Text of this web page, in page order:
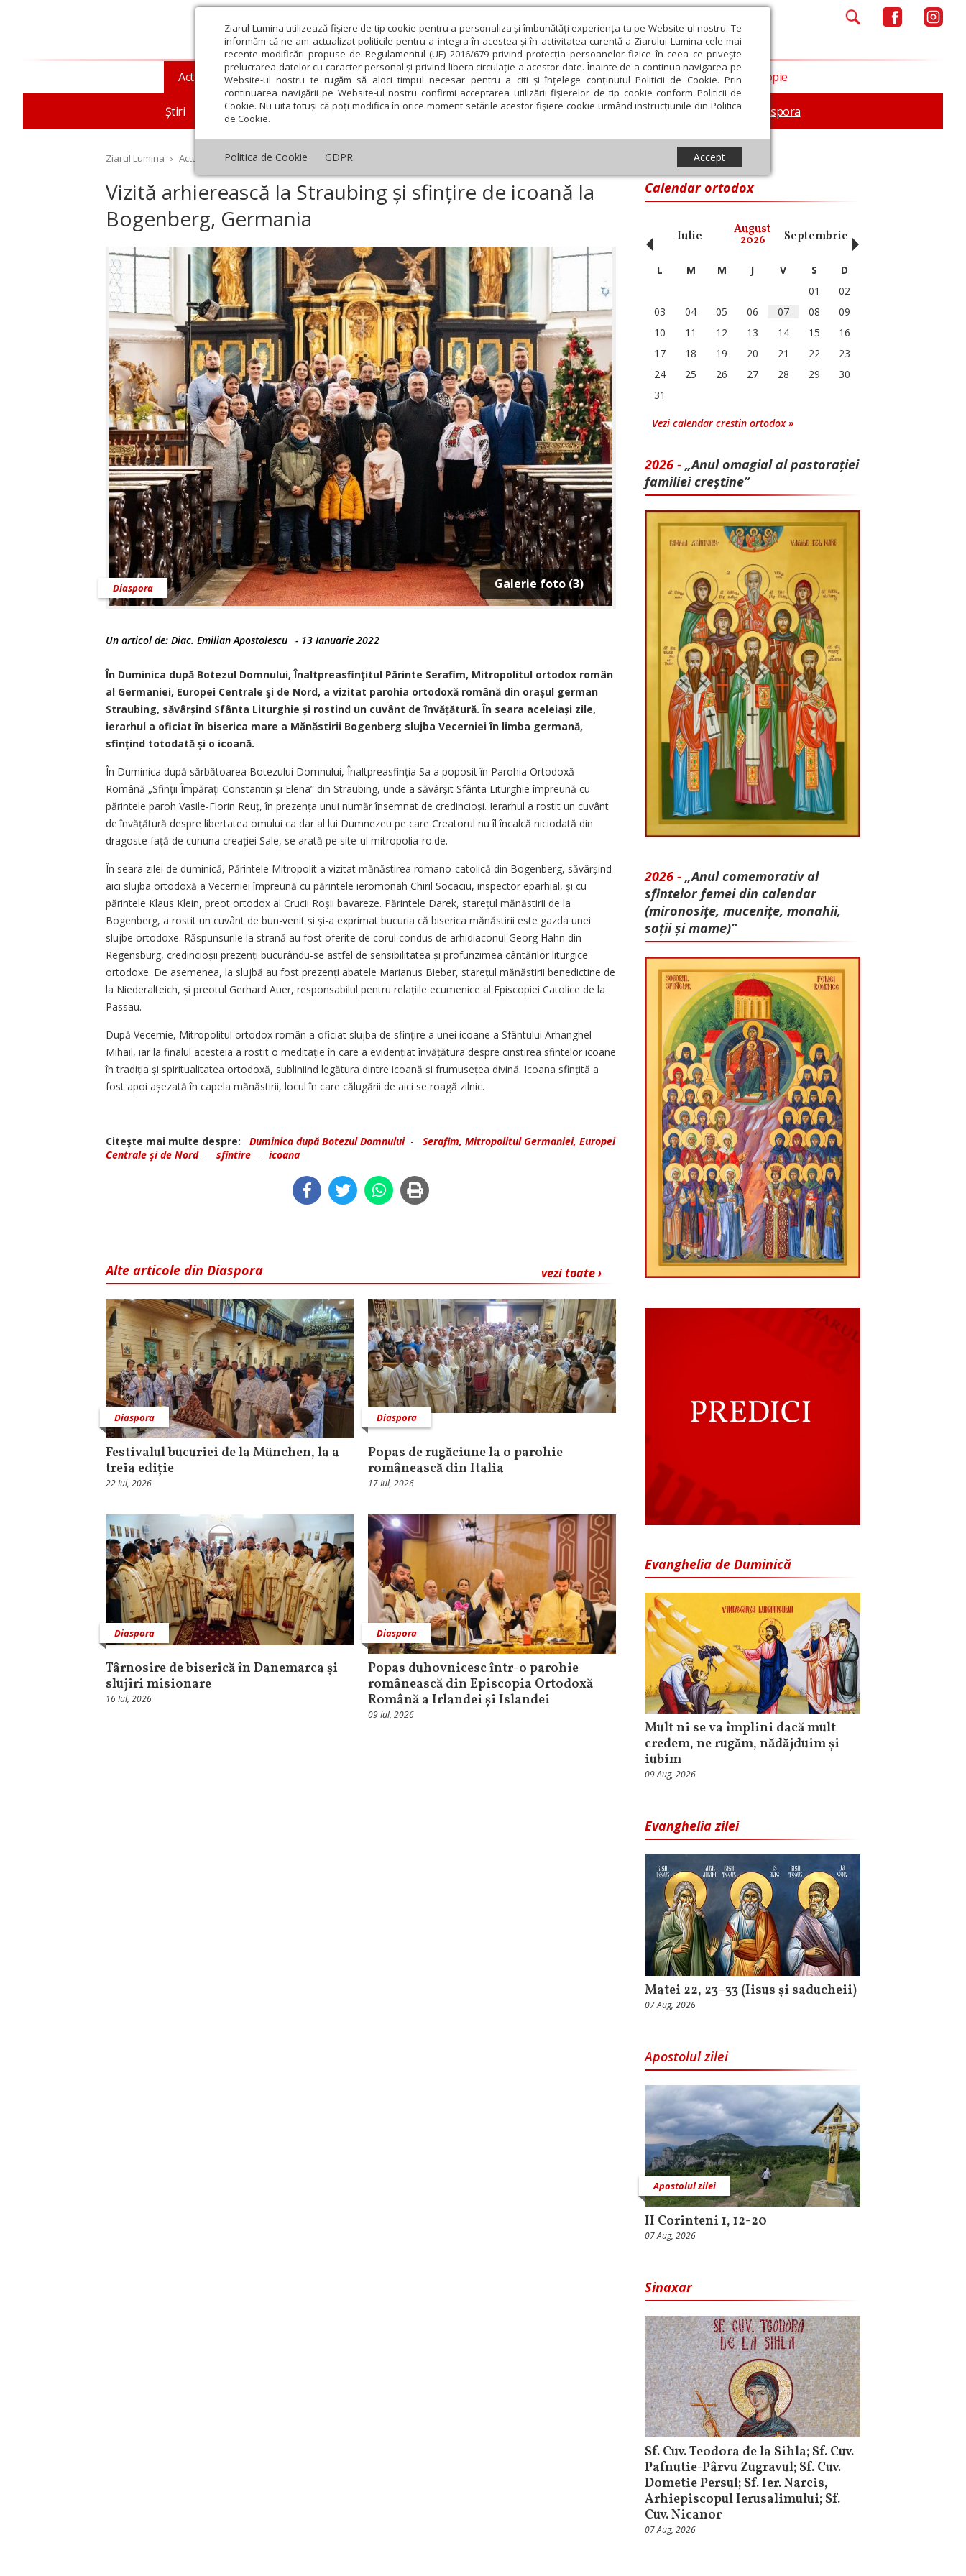
Ziarul Lumina utilizează fişiere de tip cookie pentru a personaliza și îmbunătăți experiența ta pe Website-ul nostru. Te
informăm că ne-am actualizat politicile pentru a integra în acestea și în activitatea curentă a Ziarului Lumina cele mai
recente modificări propuse de Regulamentul (UE) 2016/679 privind protecția persoanelor fizice în ceea ce privește
prelucrarea datelor cu caracter personal și privind libera circulație a acestor date. Înainte de a continua navigarea pe
Website-ul nostru te rugăm să aloci timpul necesar pentru a citi și înțelege conținutul Politicii de Cookie. Prin
continuarea navigării pe Website-ul nostru confirmi acceptarea utilizării fişierelor de tip cookie conform Politicii de
Cookie. Nu uita totuși că poți modifica în orice moment setările acestor fişiere cookie urmând instrucțiunile din Politica
de Cookie.
Politica de Cookie GDPR Accept
Actualitate religioasă
Știri Mesaje și cuvântări An omagial Comunicate de presă Documentar In memoriam Diaspora
Teologie și spiritualitate Educaţie și Cultură Societate Opinii Filantropie
Ziarul Lumina › Actualitate religioasă › Diaspora › Vizită arhierească la Straubing și sfințire de icoană la Bogenberg, Germania
Vizită arhierească la Straubing și sfințire de icoană la
Bogenberg, Germania
Galerie foto (3)
Diaspora
Un articol de: Diac. Emilian Apostolescu - 13 Ianuarie 2022
În Duminica după Botezul Domnului, Înaltpreasfinţitul Părinte Serafim, Mitropolitul ortodox român
al Germaniei, Europei Centrale şi de Nord, a vizitat parohia ortodoxă română din orașul german
Straubing, săvârșind Sfânta Liturghie și rostind un cuvânt de învățătură. În seara aceleiași zile,
ierarhul a oficiat în biserica mare a Mănăstirii Bogenberg slujba Vecerniei în limba germană,
sfințind totodată și o icoană.
În Duminica după sărbătoarea Botezului Domnului, Înalt­preasfinția Sa a poposit în Parohia Ortodoxă
Română „Sfinții Împărați Constantin și Elena” din Straubing, unde a săvârșit Sfânta Liturghie împreună cu
părintele paroh Vasile-Florin Reuț, în prezența unui număr însemnat de credin­cioși. Ierarhul a rostit un cuvânt
de învățătură despre libertatea omului ca dar al lui Dumnezeu pe care Creatorul nu îl încalcă niciodată din
dragoste față de cununa creației Sale, se arată pe site-ul mitropolia-ro.de.
În seara zilei de duminică, Părintele Mitropolit a vizitat mănăstirea romano-catolică din Bogenberg, săvârșind
aici slujba ortodoxă a Vecerniei împreună cu părintele ieromonah Chiril Socaciu, inspector eparhial, și cu
părintele Klaus Klein, preot ortodox al Crucii Roșii bavareze. Părintele Darek, starețul mănăstirii de la
Bogenberg, a rostit un cuvânt de bun-venit și și-a exprimat bucuria că biserica mănăstirii este gazda unei
slujbe ortodoxe. Răspunsurile la strană au fost oferite de corul condus de arhidiaconul Georg Hahn din
Regensburg, cre­dincioșii prezenți bucurându-se astfel de sensibilitatea și profunzimea cântărilor liturgice
ortodoxe. De asemenea, la slujbă au fost prezenți abatele Marianus Bieber, starețul mănăstirii benedictine de
la Niederalteich, și preotul Gerhard Auer, responsabilul pentru relațiile ecumenice al Episcopiei Catolice de la
Passau.
După Vecernie, Mitropolitul ortodox român a oficiat slujba de sfințire a unei icoane a Sfântului Arhanghel
Mihail, iar la finalul acesteia a rostit o meditație în care a evidențiat învățătura despre cinstirea sfintelor icoane
în tradiția și spiritualitatea ortodoxă, subliniind legătura dintre icoană și frumu­sețea divină. Icoana sfințită a
fost apoi așezată în capela mănăstirii, locul în care călugării de aici se roagă zilnic.
Citeşte mai multe despre: Duminica după Botezul Domnului- Serafim, Mitropolitul Germaniei, Europei
Centrale şi de Nord- sfintire - icoana
vezi toate ›
Alte articole din Diaspora
Diaspora
Festivalul bucuriei de la München, la a
treia ediție
22 Iul, 2026
Diaspora
Popas de rugăciune la o parohie
românească din Italia
17 Iul, 2026
Diaspora
Târnosire de biserică în Danemarca și
slujiri misionare
16 Iul, 2026
Diaspora
Popas duhovnicesc într-o parohie
românească din Episcopia Ortodoxă
Română a Irlandei și Islandei
09 Iul, 2026
Calendar ortodox
Octombrie Noiembrie Iulie August
2026 Septembrie Octombrie
‹ L M M J V S
D
01
02
03
04 05 06 07 08
09
10
11 12 13 14 15
16
17
18 19 20 21 22
23
24
25 26 27 28 29
30
31
Vezi calendar crestin ortodox »
2026 - „Anul omagial al pastorației
familiei creștine”
2026 - „Anul comemorativ al
sfintelor femei din calendar
(mironosițe, mu­cenițe, monahii,
soții și mame)”
Evanghelia de Duminică
Mult ni se va împlini dacă mult
credem, ne rugăm, nădăjduim și
iubim
09 Aug, 2026
Evanghelia zilei
Matei 22, 23–33 (Iisus și saducheii)
07 Aug, 2026
Apostolul zilei
Apostolul zilei
II Corinteni 1, 12-20
07 Aug, 2026
Sinaxar
Sf. Cuv. Teodora de la Sihla; Sf. Cuv.
Pafnutie-Pârvu Zugravul; Sf. Cuv.
Dometie Persul; Sf. Ier. Narcis,
Arhiepiscopul Ierusalimului; Sf.
Cuv. Nicanor
07 Aug, 2026